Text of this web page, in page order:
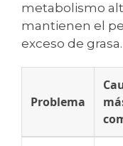
metabolismo
mantienen el
exceso de grasa.
Problema